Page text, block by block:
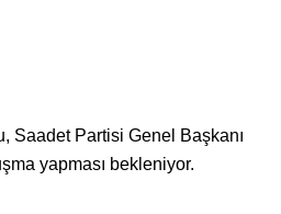
Saadet Partisi Genel Başkanı
yapması bekleniyor.